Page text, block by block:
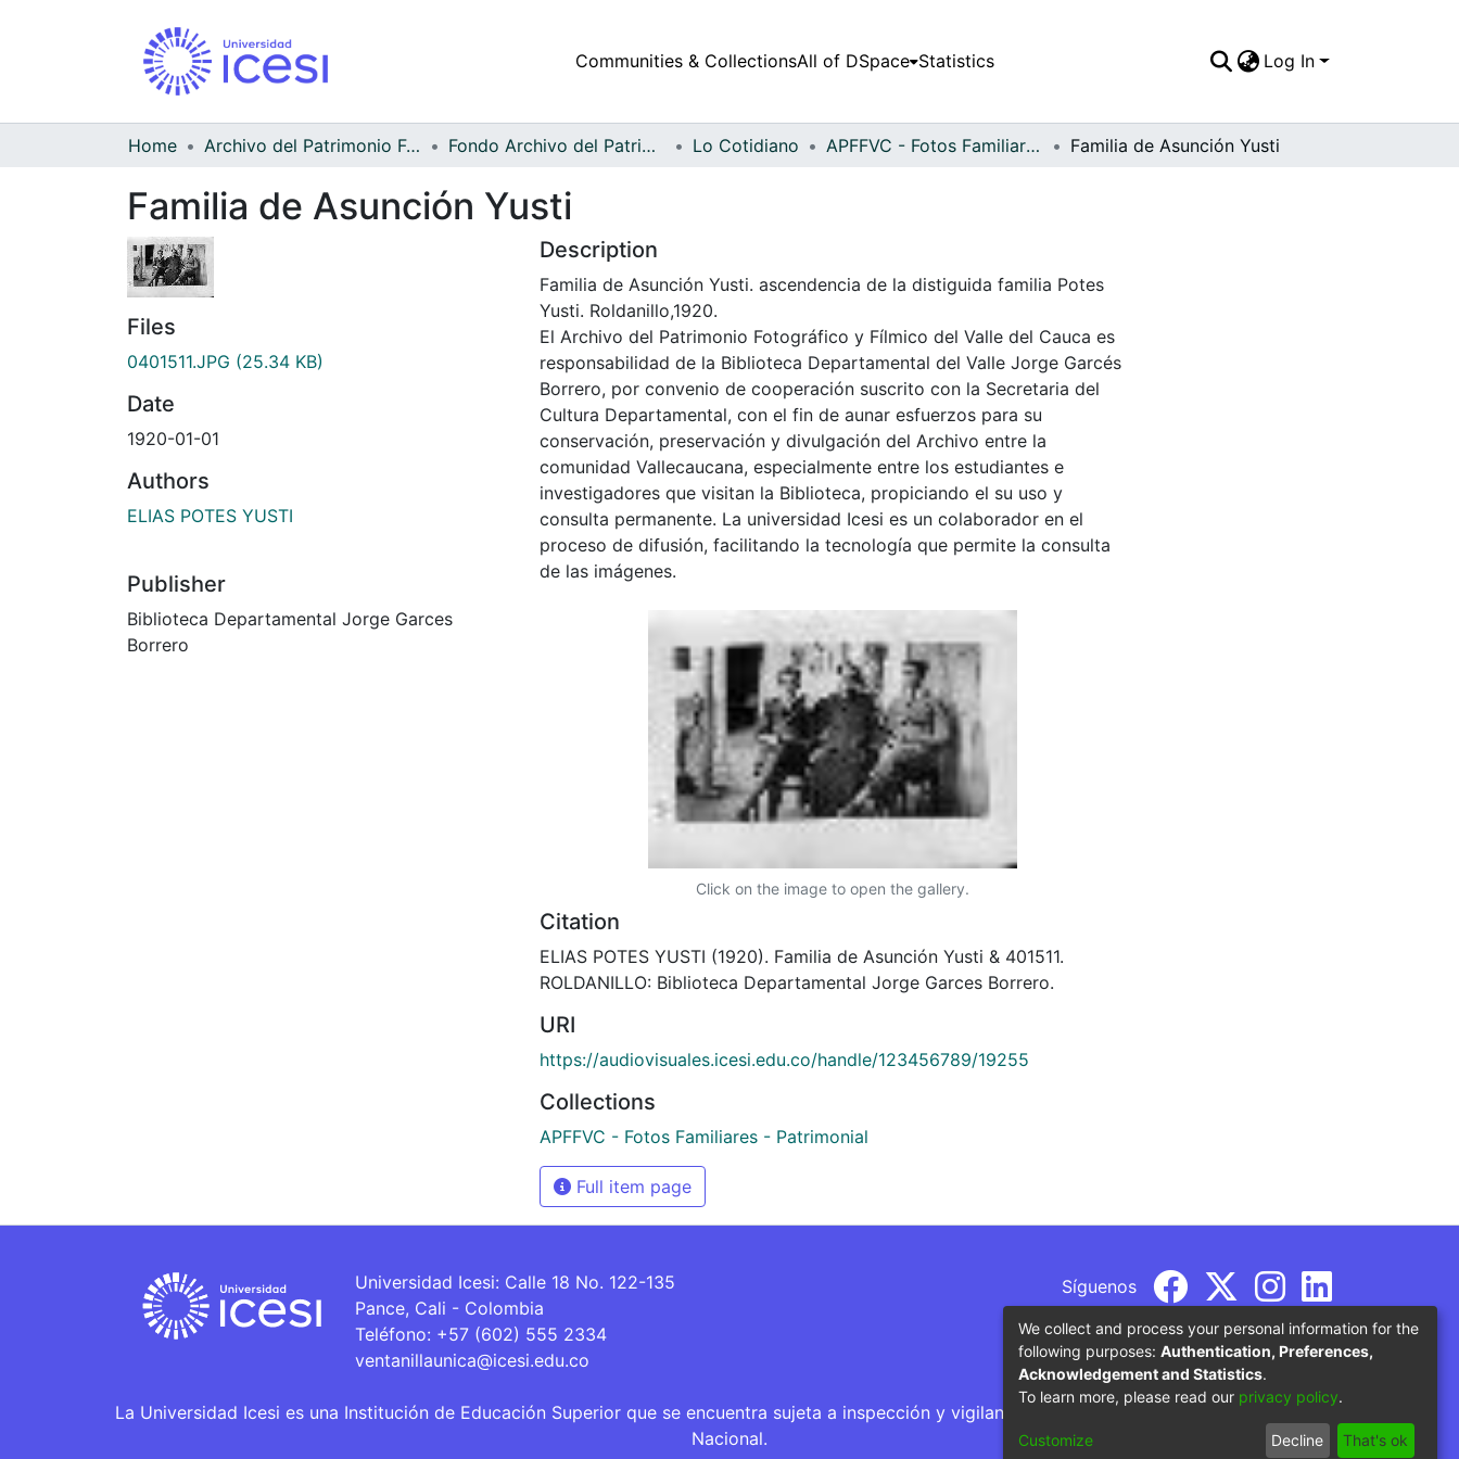
Communities & CollectionsAll of DSpace Statistics Log In
Home Archivo del Patrimonio Fotográfico y Fílmico del Valle del Cauca Fondo Archivo del Patrimonio Fotográfico y Fílmico del Valle del Cauca Lo Cotidiano APFFVC - Fotos Familiares - Patrimonial Familia de Asunción Yusti
Familia de Asunción Yusti
Files
0401511.JPG (25.34 KB)
Date
1920-01-01
Authors
ELIAS POTES YUSTI
Publisher
Biblioteca Departamental Jorge Garces
Borrero
Description
Familia de Asunción Yusti. ascendencia de la distiguida familia Potes
Yusti. Roldanillo,1920.
El Archivo del Patrimonio Fotográfico y Fílmico del Valle del Cauca es
responsabilidad de la Biblioteca Departamental del Valle Jorge Garcés
Borrero, por convenio de cooperación suscrito con la Secretaria del
Cultura Departamental, con el fin de aunar esfuerzos para su
conservación, preservación y divulgación del Archivo entre la
comunidad Vallecaucana, especialmente entre los estudiantes e
investigadores que visitan la Biblioteca, propiciando el su uso y
consulta permanente. La universidad Icesi es un colaborador en el
proceso de difusión, facilitando la tecnología que permite la consulta
de las imágenes.
Click on the image to open the gallery.
Citation
ELIAS POTES YUSTI (1920). Familia de Asunción Yusti & 401511.
ROLDANILLO: Biblioteca Departamental Jorge Garces Borrero.
URI
https://audiovisuales.icesi.edu.co/handle/123456789/19255
Collections
APFFVC - Fotos Familiares - Patrimonial
Full item page
Universidad Icesi: Calle 18 No. 122-135
Pance, Cali - Colombia
Teléfono: +57 (602) 555 2334
ventanillaunica@icesi.edu.co
Síguenos
La Universidad Icesi es una Institución de Educación Superior que se encuentra sujeta a inspección y vigilancia por parte del Ministerio de Educación
Nacional.
We collect and process your personal information for the
following purposes: Authentication, Preferences,
Acknowledgement and Statistics.
To learn more, please read our privacy policy.
Customize Decline That's ok